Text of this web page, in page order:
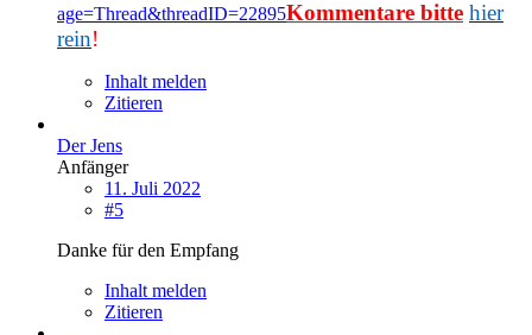
age=Thread&threadID=22895Kommentare bitte hier
rein!
Inhalt melden
Zitieren
Der Jens
Anfänger
11. Juli 2022
#5
Danke für den Empfang
Inhalt melden
Zitieren